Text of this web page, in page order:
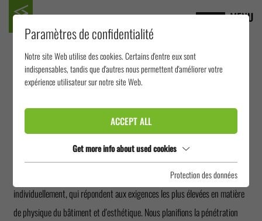
MENU
PÉNÉTRATION DE
FAÇADE
Les toboggans aquatiques démarrent souvent à l'intérieur du bâtiment et
traversent le mur extérieur pour atteindre l'extérieur. Pour ces transitions
complexes, nous fournissons des pénétrations de façade adaptées
individuellement, qui répondent aux exigences les plus élevées en matière
de physique du bâtiment et d'esthétique. Nous planifions la pénétration
Paramètres de confidentialité
Notre site Web utilise des cookies. Certains d'entre eux sont
indispensables, tandis que d'autres nous permettent d'améliorer votre
expérience utilisateur sur notre site Web.
ACCEPT ALL
Get more info about used cookies
Protection des données